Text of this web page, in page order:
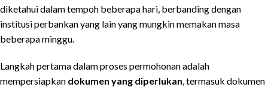
diketahui dalam tempoh beberapa hari, berbanding dengan
institusi perbankan yang lain yang mungkin memakan masa
beberapa minggu.
Langkah pertama dalam proses permohonan adalah
mempersiapkan dokumen yang diperlukan , termasuk dokumen